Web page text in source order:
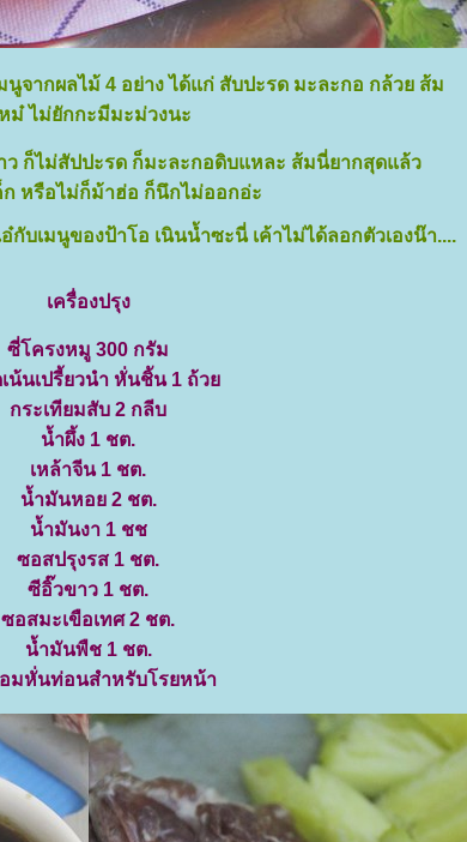
จากผลไม้ 4 อย่าง ได้แก่ สับปะรด มะละกอ กล้วย ส้ม
ไม่ยักกะมีมะม่วงนะ
ว ก็ไม่สัปปะรด ก็มะละกอดิบแหละ ส้มนี่ยากสุดแล้ว
ก หรือไม่ก็ม้าฮ่อ ก็นึกไม่ออกอ่ะ
บเมนูของป้าโอ เนินน้ำซะนี่ เค้าไม่ได้ลอกตัวเองน๊า....
เครื่องปรุง
ซี่โครงหมู 300 กรัม
น้นเปรี้ยวนำ หั่นชิัน 1 ถ้ว
กระเทียมสับ 2 กลีบ
น้ำผึ้ง 1 ชต.
เหล้าจีน 1 ชต.
น้ำมันหอย 2 ชต.
น้ำมันงา 1 ชช
ซอสปรุงรส 1 ชต.
ซีอิ๊วขาว 1 ชต.
ซอสมะเขือเทศ 2 ชต.
น้ำมันพืช 1 ชต.
มหั่นท่อนสำหรับโรยหน้า